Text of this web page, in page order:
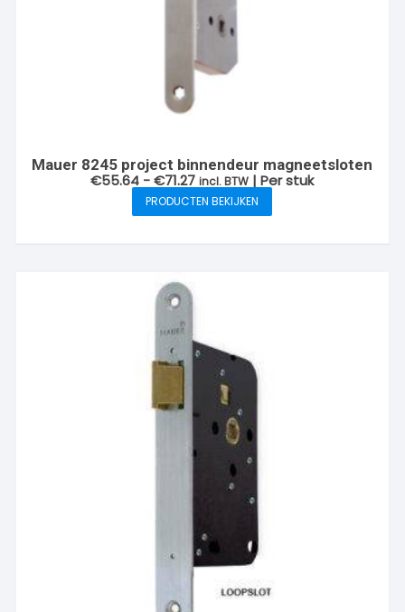
Mauer 8245 project binnendeur magneetsloten
€55.64 - €71.27Prijsklasse:
€55.64
tot
€71.27
incl. BTW | Per stuk
PRODUCTEN BEKIJKEN